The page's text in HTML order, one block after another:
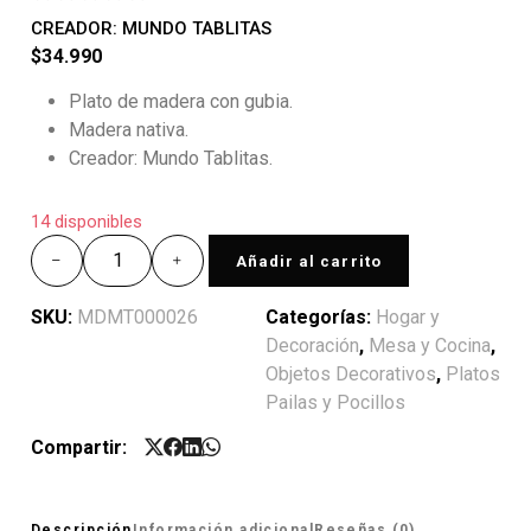
CREADOR: MUNDO TABLITAS
$34.990
Plato de madera con gubia.
Madera nativa.
Creador: Mundo Tablitas.
14 disponibles
Añadir al carrito
SKU: MDMT000026 Categorías: Hogar y
Decoración, Mesa y Cocina,
Objetos Decorativos, Platos
Pailas y Pocillos
Compartir: